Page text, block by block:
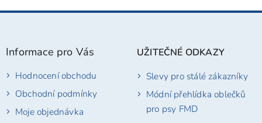
Z
Informace pro Vás
Hodnocení obchodu
Obchodní podmínky
Moje objednávka
UŽITEČNÉ ODKAZY
Slevy pro stálé zákazníky
Módní přehlídka oblečků
pro psy FMD